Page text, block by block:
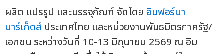
ผลิต แปรรูป และบรรจุภัณฑ์ จัดโดย อินฟอร์มา
มาร์เก็ตส์ ประเทศไทย และหน่วยงานพันธมิตรภาครัฐ/
เอกชน ระหว่างวันที่ 10-13 มิถุนายน 2569 ณ อิม